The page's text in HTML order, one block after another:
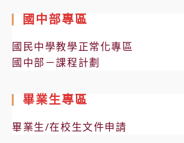
國中部專區
國民中學教學正常化專區
國中部－課程計劃
畢業生專區
畢業生/在校生文件申請